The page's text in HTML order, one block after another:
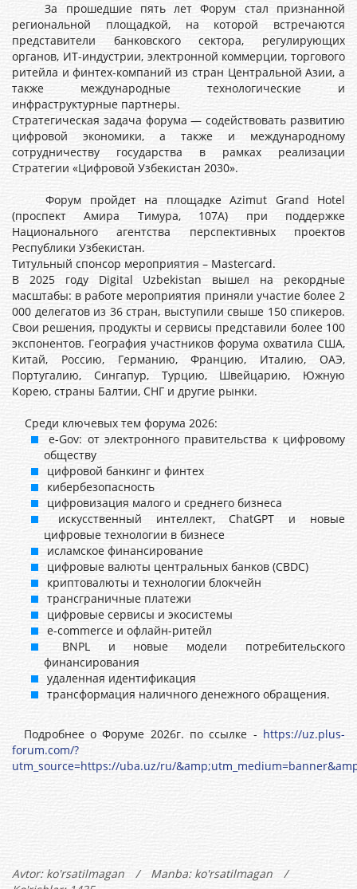
За прошедшие пять лет Форум стал признанной
региональной площадкой, на которой встречаются
представители банковского сектора, регулирующих
органов, ИТ-индустрии, электронной коммерции, торгового
ритейла и финтех-компаний из стран Центральной Азии, а
также международные технологические и
инфраструктурные партнеры.
Стратегическая задача форума — содействовать развитию
цифровой экономики, а также и международному
сотрудничеству государства в рамках реализации
Стратегии «Цифровой Узбекистан 2030».
Форум пройдет на площадке Azimut Grand Hotel
(проспект Амира Тимура, 107А) при поддержке
Национального агентства перспективных проектов
Республики Узбекистан.
Титульный спонсор мероприятия – Mastercard.
В 2025 году Digital Uzbekistan вышел на рекордные
масштабы: в работе мероприятия приняли участие более 2
000 делегатов из 36 стран, выступили свыше 150 спикеров.
Свои решения, продукты и сервисы представили более 100
экспонентов. География участников форума охватила США,
Китай, Россию, Германию, Францию, Италию, ОАЭ,
Португалию, Сингапур, Турцию, Швейцарию, Южную
Корею, страны Балтии, СНГ и другие рынки.
Среди ключевых тем форума 2026:
e-Gov: от электронного правительства к цифровому
обществу
цифровой банкинг и финтех
кибербезопасность
цифровизация малого и среднего бизнеса
искусственный интеллект, ChatGPT и новые
цифровые технологии в бизнесе
исламское финансирование
цифровые валюты центральных банков (CBDC)
криптовалюты и технологии блокчейн
трансграничные платежи
цифровые сервисы и экосистемы
e-commerce и офлайн-ритейл
BNPL и новые модели потребительского
финансирования
удаленная идентификация
трансформация наличного денежного обращения.
Подробнее о Форуме 2026г. по ссылке - https://uz.plus-
forum.com/?
utm_source=https://uba.uz/ru/
Avtor: ko'rsatilmagan / Manba: ko'rsatilmagan
/